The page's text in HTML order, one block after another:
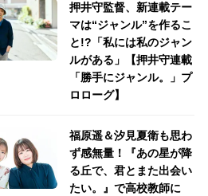
押井守監督、新連載テー
マは“ジャンル”を作るこ
と!?「私には私のジャン
ルがある」【押井守連載
「勝手にジャンル。」プ
ロローグ】
福原遥＆汐見夏衛も思わ
ず感無量！『あの星が降
る丘で、君とまた出会い
たい。』で高校教師に